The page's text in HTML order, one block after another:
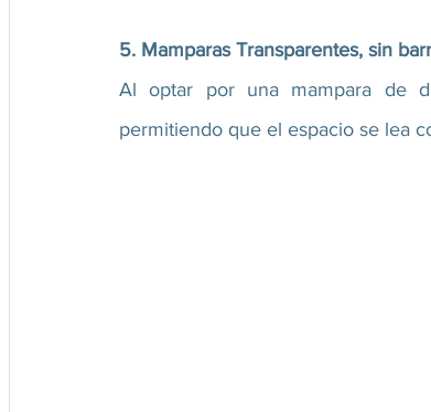
5. Mamparas Transparentes, sin
Al optar por una mampara de
permitiendo que el espacio se lea